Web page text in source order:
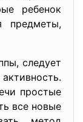
ребенок
предметы,
следует
простые
все новые